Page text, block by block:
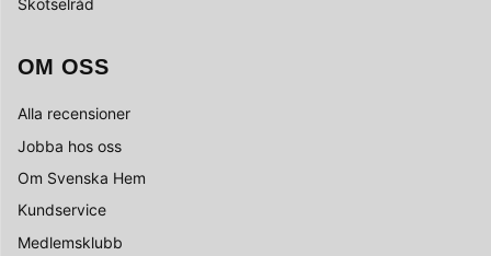
OM OSS
Alla recensioner
Jobba hos oss
Om Svenska Hem
Kundservice
Medlemsklubb